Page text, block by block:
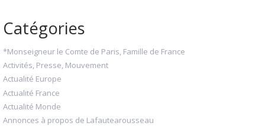
Catégories
*Monseigneur le Comte de Paris, Famille de France
Activités, Presse, Mouvement
Actualité Europe
Actualité France
Actualité Monde
Annonces à propos de Lafautearousseau